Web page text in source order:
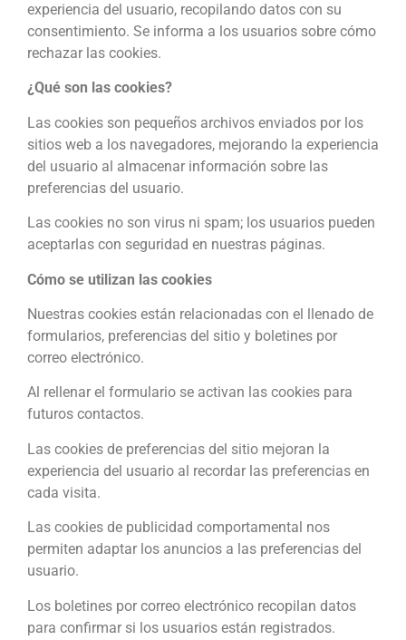
experiencia del usuario, recopilando datos con su
consentimiento. Se informa a los usuarios sobre cómo
rechazar las cookies.
¿Qué son las cookies?
Las cookies son pequeños archivos enviados por los
sitios web a los navegadores, mejorando la experiencia
del usuario al almacenar información sobre las
preferencias del usuario.
Las cookies no son virus ni spam; los usuarios pueden
aceptarlas con seguridad en nuestras páginas.
Cómo se utilizan las cookies
Nuestras cookies están relacionadas con el llenado de
formularios, preferencias del sitio y boletines por
correo electrónico.
Al rellenar el formulario se activan las cookies para
futuros contactos.
Las cookies de preferencias del sitio mejoran la
experiencia del usuario al recordar las preferencias en
cada visita.
Las cookies de publicidad comportamental nos
permiten adaptar los anuncios a las preferencias del
usuario.
Los boletines por correo electrónico recopilan datos
para confirmar si los usuarios están registrados.